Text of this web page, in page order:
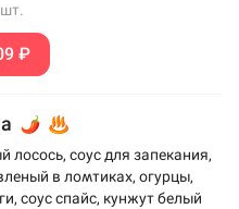
₽
лосось, соус для запекания,
в ломтиках, огурцы,
соус спайс, кунжут белый